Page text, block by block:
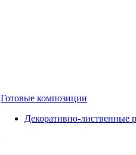
Готовые композиции
Декоративно-лиственные